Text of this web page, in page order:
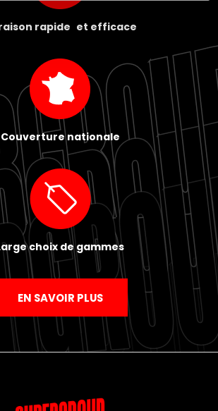
rapide et efficace
Couverture nationale
choix de gammes
EN SAVOIR PLUS